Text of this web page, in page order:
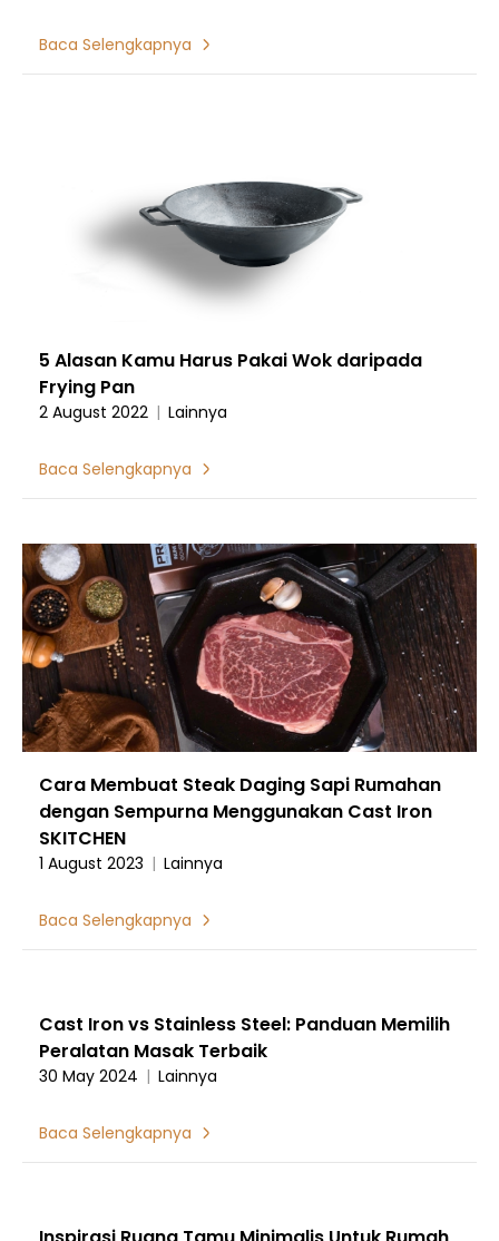
Baca Selengkapnya
5 Alasan Kamu Harus Pakai Wok daripada
Frying Pan
2 August 2022 | Lainnya
Baca Selengkapnya
Cara Membuat Steak Daging Sapi Rumahan
dengan Sempurna Menggunakan Cast Iron
SKITCHEN
1 August 2023 | Lainnya
Baca Selengkapnya
Cast Iron vs Stainless Steel: Panduan Memilih
Peralatan Masak Terbaik
30 May 2024 | Lainnya
Baca Selengkapnya